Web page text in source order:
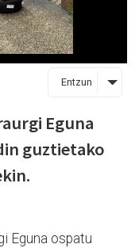
Entzun
Eguna
guztietako
Eguna ospatu